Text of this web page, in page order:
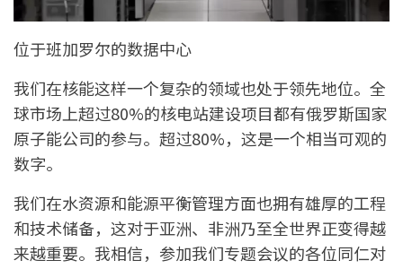
位于班加罗尔的数据中心
我们在核能这样一个复杂的领域也处于领先地位。全
球市场上超过80%的核电站建设项目都有俄罗斯国家
原子能公司的参与。超过80%，这是一个相当可观的
数字。
我们在水资源和能源平衡管理方面也拥有雄厚的工程
和技术储备，这对于亚洲、非洲乃至全世界正变得越
来越重要。我相信，参加我们专题会议的各位同仁对